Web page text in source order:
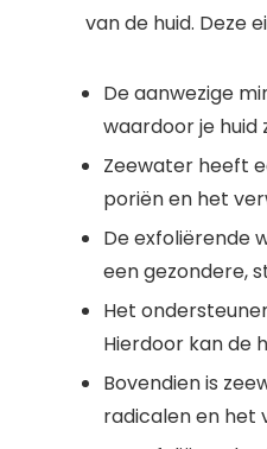
van de huid. Deze
De aanwezige
waardoor je
Zeewater heeft
poriën en het
De exfoliërende
een gezondere,
Het
Hierdoor kan de
Bovendien is
radicalen en het